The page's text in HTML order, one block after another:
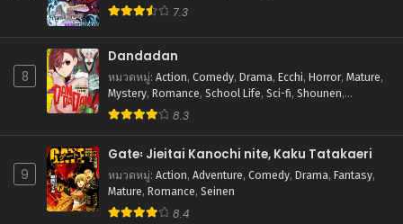
ตอนที่ 59
ตอนที่ 58
สิงหาคม 5, 2025
สิงหาคม 5, 2025
ตอนที่ 56
สิงหาคม 5, 2025
7.3
8
Dandadan
หมวดหมู่: Action, Comedy, Drama, Ecchi, Horror, Mature,
Mystery, Romance, School Life, Sci-fi, Shounen,
Supernatural 8.3
9
Gate꞉ Jieitai Kanochi nite, Kaku Tatakaeri
หมวดหมู่: Action, Adventure, Comedy, Drama, Fantasy,
Mature, Romance, Seinen
8.4